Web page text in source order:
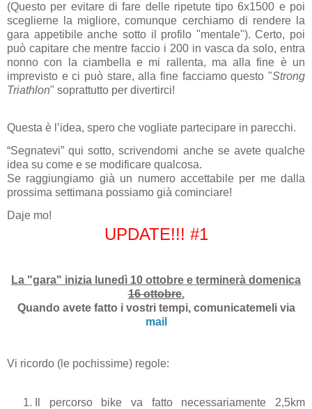
(Questo per evitare di fare delle ripetute tipo 6x1500 e poi
sceglierne la migliore, comunque cerchiamo di rendere la
gara appetibile anche sotto il profilo "mentale"). Certo, poi
può capitare che mentre faccio i 200 in vasca da solo, entra
nonno con la ciambella e mi rallenta, ma alla fine è un
imprevisto e ci può stare, alla fine facciamo questo "Strong
Triathlon" soprattutto per divertirci!
Questa è l’idea, spero che vogliate partecipare in parecchi.
“Segnatevi” qui sotto, scrivendomi anche se avete qualche
idea su come e se modificare qualcosa.
Se raggiungiamo già un numero accettabile per me dalla
prossima settimana possiamo già cominciare!
Daje mo!
UPDATE!!! #1
La "gara" inizia lunedì 10 ottobre e terminerà domenica
16 ottobre.
Quando avete fatto i vostri tempi, comunicatemeli via
mail
Vi ricordo (le pochissime) regole:
Il percorso bike va fatto necessariamente 2,5km